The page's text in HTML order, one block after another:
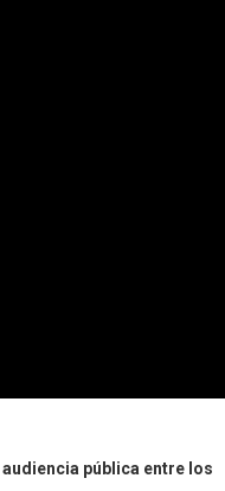
pública entre los